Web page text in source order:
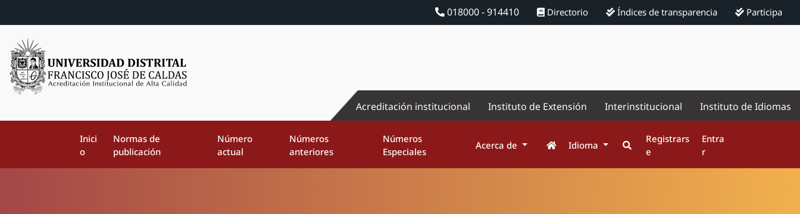
018000 - 914410 Directorio Índices de transparencia Participa
Acreditación institucional Instituto de Extensión Interinstitucional Instituto de Idiomas
Inici
o
Normas de
publicación
Número
actual
Números
anteriores
Números
Especiales
Acerca de Idioma
Registrars
e
Entra
r